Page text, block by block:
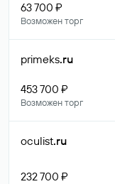
63 700 ₽
Возможен торг
primeks.ru
453 700 ₽
Возможен торг
oculist.ru
232 700 ₽